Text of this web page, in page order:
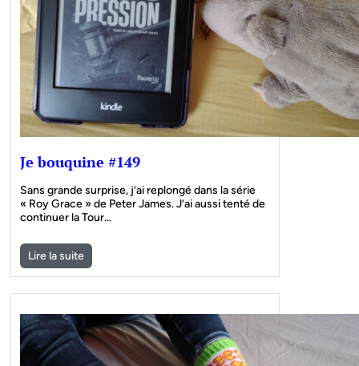
Je bouquine #149
Sans grande surprise, j’ai replongé dans la série
« Roy Grace » de Peter James. J’ai aussi tenté de
continuer la Tour…
Lire la suite